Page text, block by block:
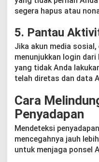
segera hapus atau
5. Pantau
Jika akun media
menunjukkan login
yang tidak Anda
telah diretas dan data
Cara
Penyadapan
Mendeteksi
mencegahnya jauh
untuk menjaga ponsel